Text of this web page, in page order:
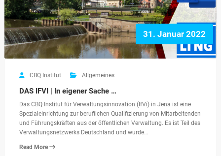
31. Januar 2022
CBQ Institut Allgemeines
DAS IFVI | In eigener Sache …
Das CBQ Institut für Verwaltungsinnovation (IfVi) in Jena ist eine
Spezialeinrichtung zur beruflichen Qualifizierung von Mitarbeitenden
und Führungskräften aus der öffentlichen Verwaltung. Es ist Teil des
Verwaltungsnetzwerks Deutschland und wurde…
Read More